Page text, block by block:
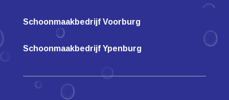
Schoonmaakbedrijf Voorburg
Schoonmaakbedrijf Ypenburg